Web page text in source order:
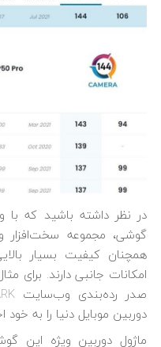
در نظر داشته باشید که با
گوشی، مجموعه سخت‌افزار
همچنان کیفیت بسیار
امکانات جانبی دارند. برای
دوربین موبایل دنیا را به